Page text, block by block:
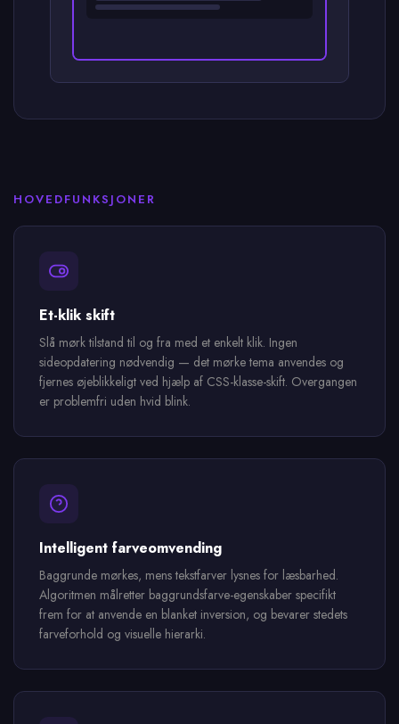
HOVEDFUNKSJONER
Et-klik skift
Slå mørk tilstand til og fra med et enkelt klik. Ingen
sideopdatering nødvendig — det mørke tema anvendes og
fjernes øjeblikkeligt ved hjælp af CSS-klasse-skift. Overgangen
er problemfri uden hvid blink.
Intelligent farveomvending
Baggrunde mørkes, mens tekstfarver lysnes for læsbarhed.
Algoritmen målretter baggrundsfarve-egenskaber specifikt
frem for at anvende en blanket inversion, og bevarer stedets
farveforhold og visuelle hierarki.